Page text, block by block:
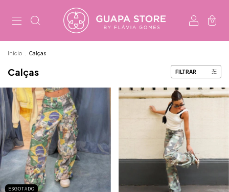
0
Início Calças
Calças FILTRAR
ESGOTADO